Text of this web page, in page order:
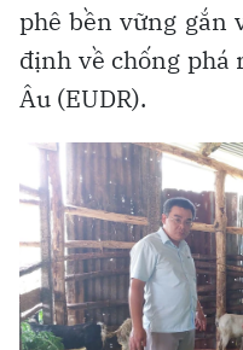
phê bền vững gắn
định về chống phá
Âu (EUDR).